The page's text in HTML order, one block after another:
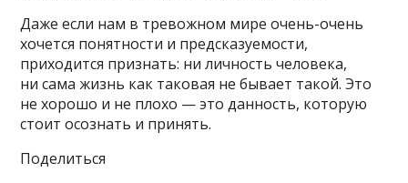
Даже если нам в тревожном мире очень-очень
хочется понятности и предсказуемости,
приходится признать: ни личность человека,
ни сама жизнь как таковая не бывает такой. Это
не хорошо и не плохо — это данность, которую
стоит осознать и принять.
Поделиться